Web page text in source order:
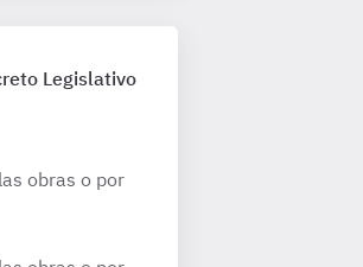
Legislativo
obras o por